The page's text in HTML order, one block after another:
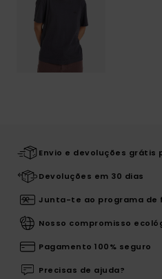
Envio e devoluções grátis
Devoluções em 30 dias
Junta-te ao programa de
Nosso compromisso
Pagamento 100% seguro
Precisas de ajuda?